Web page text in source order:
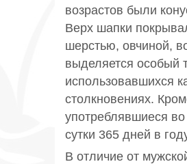
возрастов были
Верх шапки
шерстью, овчиной,
выделяется особый
использовавшихся
столкновениях.
употреблявшиеся
сутки 365 дней в
В отличие от